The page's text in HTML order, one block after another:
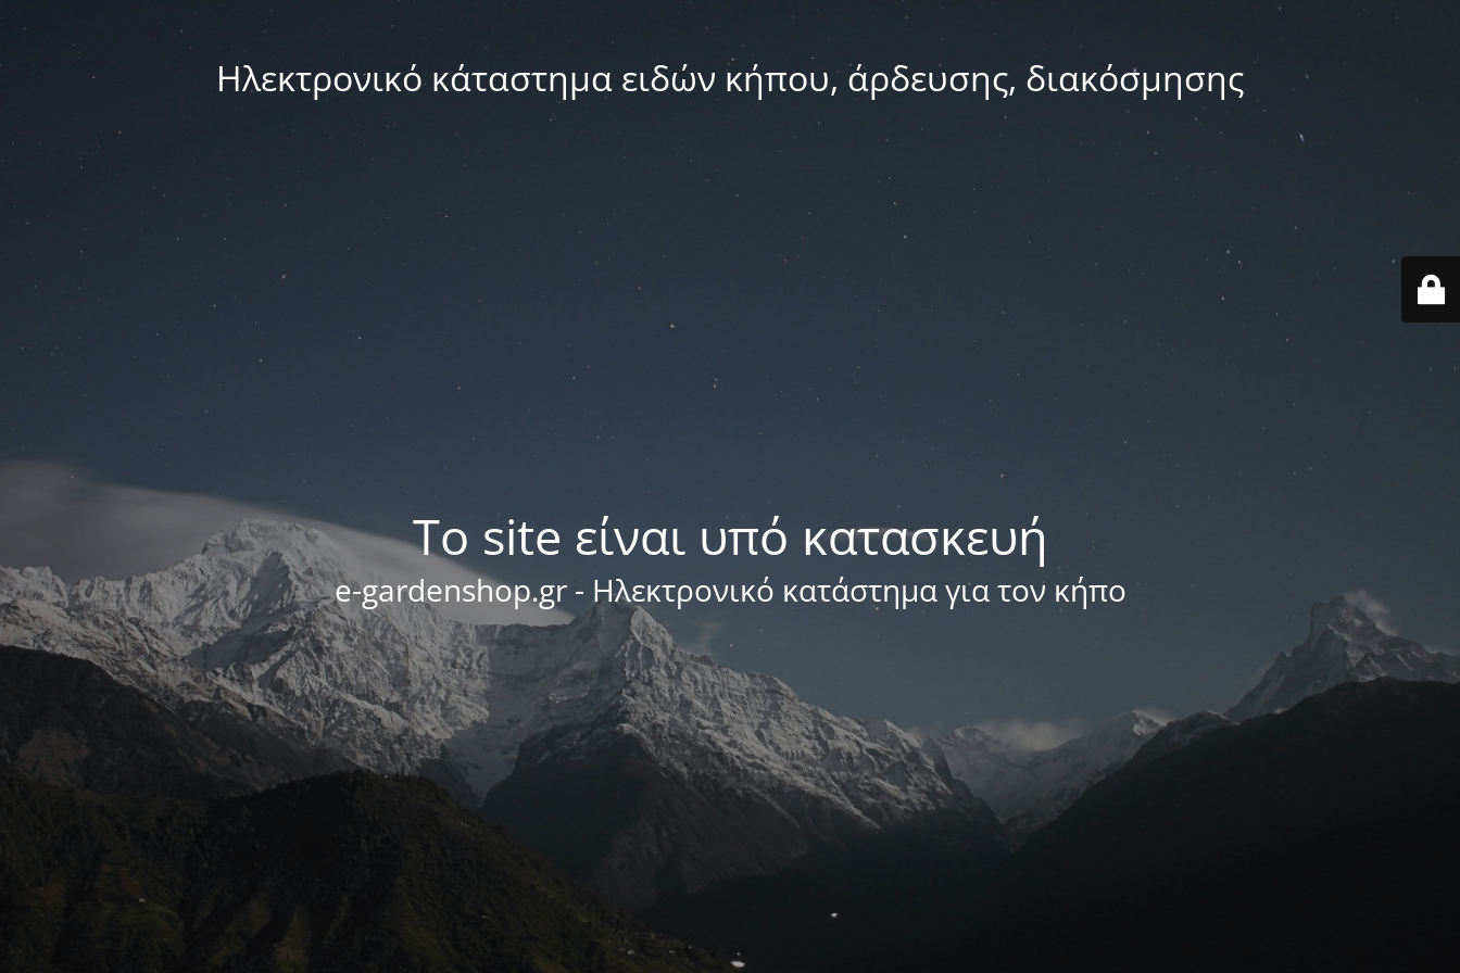
Ηλεκτρονικό κάταστημα ειδών κήπου, άρδευσης, διακόσμησης
Το site είναι υπό κατασκευή
e-gardenshop.gr - Ηλεκτρονικό κατάστημα για τον κήπο